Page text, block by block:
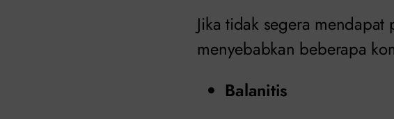
Jika tidak segera
menyebabkan beberapa
Balanitis